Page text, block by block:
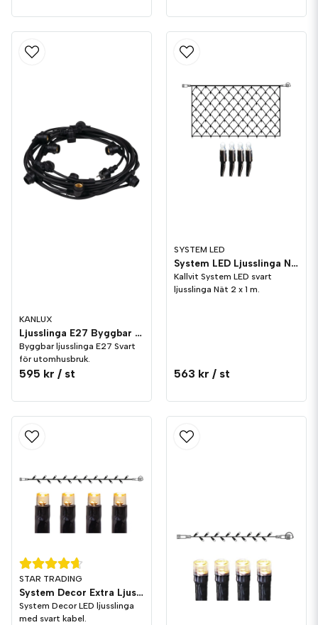
KANLUX
Ljusslinga E27 Byggbar 10st Socklar 10-meter Svart
Byggbar ljusslinga E27 Svart
för utomhusbruk.
595 kr / st
SYSTEM LED
System LED Ljusslinga Nät 2x1 meter Svart Kallvit
Kallvit System LED svart
ljusslinga Nät 2 x 1 m.
563 kr / st
STAR TRADING
System Decor Extra Ljusslinga LED 50 Svart
System Decor LED ljusslinga
med svart kabel.